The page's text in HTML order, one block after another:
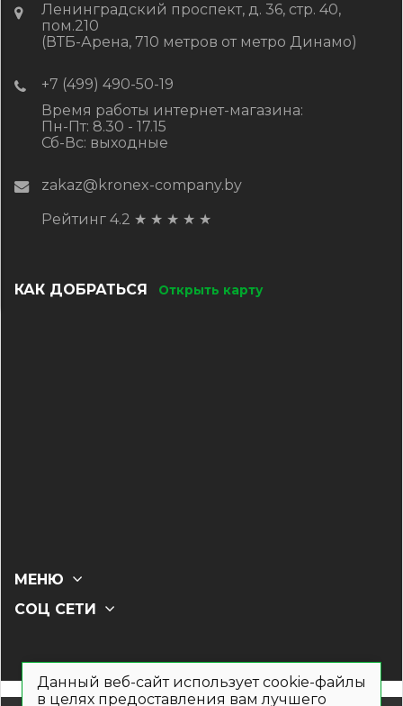
Ленинградский проспект, д. 36, стр. 40,
пом.210
(ВТБ-Арена, 710 метров от метро Динамо)
+7 (499) 490-50-19
Время работы интернет-магазина:
Пн-Пт: 8.30 - 17.15
Сб-Вс: выходные
zakaz@kronex-company.by
Рейтинг 4.2 ★ ★ ★ ★ ★
КАК ДОБРАТЬСЯ Открыть карту
СОЦ СЕТИ
МЕНЮ
Данный веб-сайт использует cookie-файлы
в целях предоставления вам лучшего